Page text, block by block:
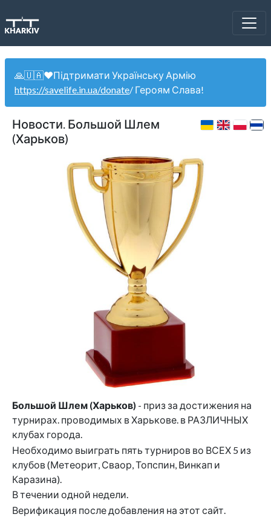
🙏🇺🇦❤️Підтримати Українську Армію
https://savelife.in.ua/donate/ Героям Слава!
Новости. Большой Шлем
(Харьков)
Большой Шлем (Харьков) - приз за достижения на
турнирах. проводимых в Харькове. в РАЗЛИЧНЫХ
клубах города.
Необходимо выиграть пять турниров во ВСЕХ 5 из
клубов (Метеорит, Сваор, Топспин, Винкап и
Каразина).
В течении одной недели.
Верификация после добавления на этот сайт.